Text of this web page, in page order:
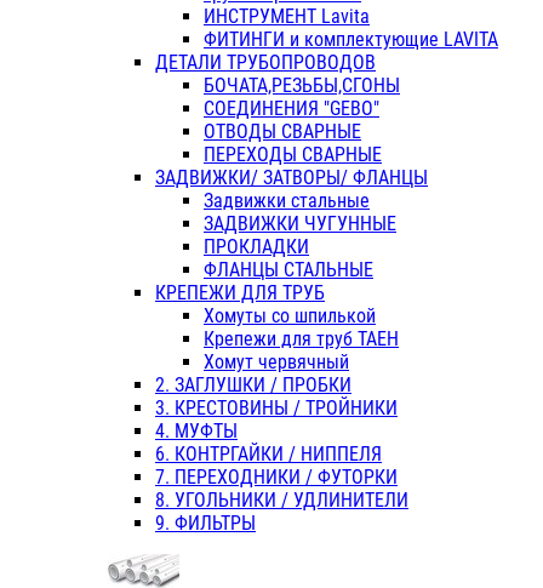
ИНСТРУМЕНТ Lavita
ФИТИНГИ и комплектующие LAVITA
ДЕТАЛИ ТРУБОПРОВОДОВ
БОЧАТА,РЕЗЬБЫ,СГОНЫ
СОЕДИНЕНИЯ "GEBO"
ОТВОДЫ СВАРНЫЕ
ПЕРЕХОДЫ СВАРНЫЕ
ЗАДВИЖКИ/ ЗАТВОРЫ/ ФЛАНЦЫ
Задвижки стальные
ЗАДВИЖКИ ЧУГУННЫЕ
ПРОКЛАДКИ
ФЛАНЦЫ СТАЛЬНЫЕ
КРЕПЕЖИ ДЛЯ ТРУБ
Хомуты со шпилькой
Крепежи для труб ТАЕН
Хомут червячный
2. ЗАГЛУШКИ / ПРОБКИ
3. КРЕСТОВИНЫ / ТРОЙНИКИ
4. МУФТЫ
6. КОНТРГАЙКИ / НИППЕЛЯ
7. ПЕРЕХОДНИКИ / ФУТОРКИ
8. УГОЛЬНИКИ / УДЛИНИТЕЛИ
9. ФИЛЬТРЫ